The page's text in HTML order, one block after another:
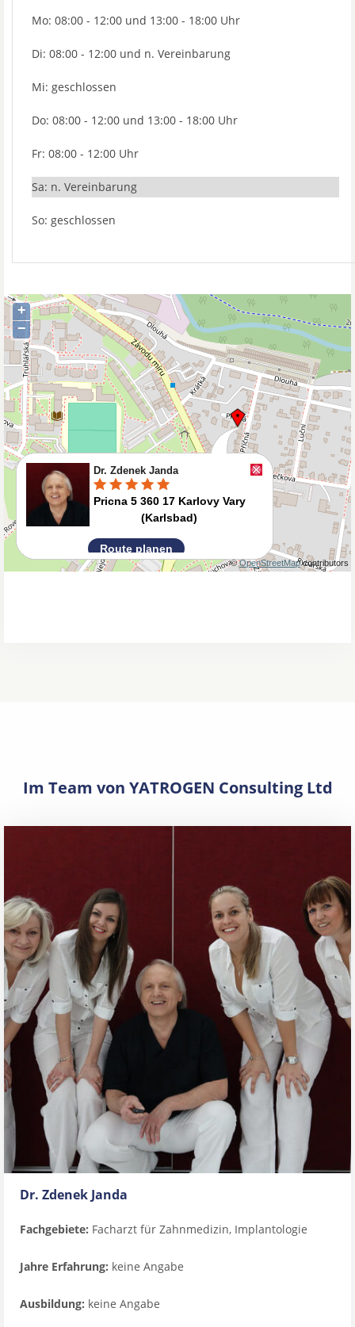
Mo: 08:00 - 12:00 und 13:00 - 18:00 Uhr
Di: 08:00 - 12:00 und n. Vereinbarung
Mi: geschlossen
Do: 08:00 - 12:00 und 13:00 - 18:00 Uhr
Fr: 08:00 - 12:00 Uhr
Sa: n. Vereinbarung
So: geschlossen
Im Team von YATROGEN Consulting Ltd
Dr. Zdenek Janda
Fachgebiete: Facharzt für Zahnmedizin, Implantologie
Jahre Erfahrung: keine Angabe
Ausbildung: keine Angabe